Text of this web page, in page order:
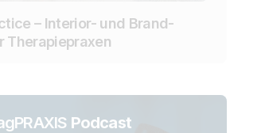
– Interior- und Brand-
Therapiepraxen
Podcast